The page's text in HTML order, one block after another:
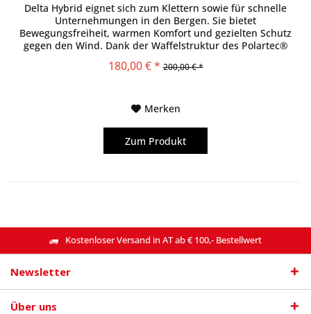
Delta Hybrid eignet sich zum Klettern sowie für schnelle
Unternehmungen in den Bergen. Sie bietet
Bewegungsfreiheit, warmen Komfort und gezielten Schutz
gegen den Wind. Dank der Waffelstruktur des Polartec®
180,00 € * 200,00 € *
Merken
Zum Produkt
Kostenloser Versand in AT ab € 100,- Bestellwert
Newsletter
Über uns